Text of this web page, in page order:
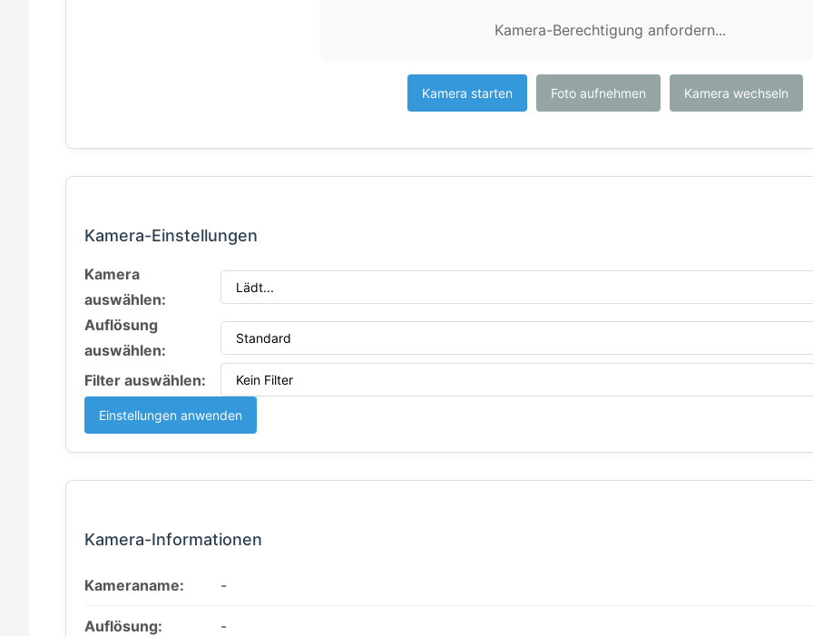
Kamera-Berechtigung anfordern...
Kamera starten Foto aufnehmen Kamera wechseln
Kamera-Einstellungen
Kamera
auswählen:
Auflösung
auswählen:
Filter auswählen:
Einstellungen anwenden
Kamera-Informationen
Kameraname: -
Auflösung: -